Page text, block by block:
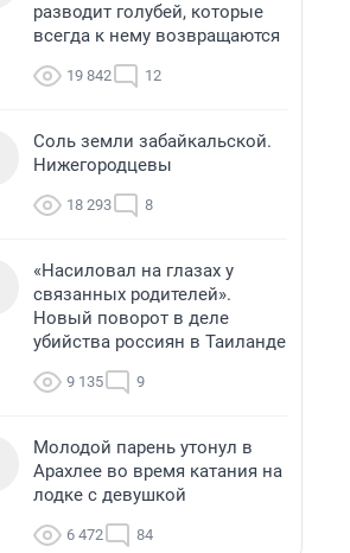
разводит голубей, которые
всегда к нему возвращаются
19 842 12
Соль земли забайкальской.
Нижегородцевы
18 293 8
«Насиловал на глазах у
связанных родителей».
Новый поворот в деле
убийства россиян в Таиланде
9 135 9
Молодой парень утонул в
Арахлее во время катания на
лодке с девушкой
6 472 84